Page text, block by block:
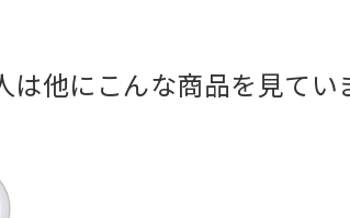
他にこんな商品を見てい